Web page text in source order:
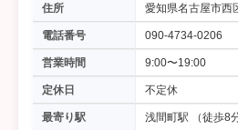
住所 愛知県名古屋市西
電話番号 090-4734-0206
営業時間 9:00〜19:00
定休日 不定休
最寄り駅 浅間町駅 （徒歩8分